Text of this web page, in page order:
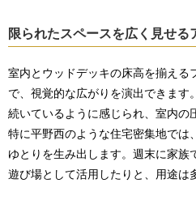
限られたスペースを広く見せる
室内とウッドデッキの床高を揃える
で、視覚的な広がりを演出できます
続いているように感じられ、室内の
特に平野西のような住宅密集地では
ゆとりを生み出します。週末に家族
遊び場として活用したりと、用途は